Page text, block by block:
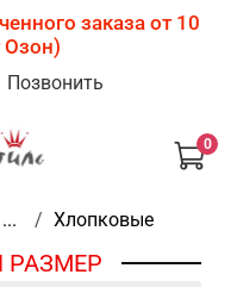
заказа от 10
Озон)
Позвонить
0
... Хлопковые
РАЗМЕР